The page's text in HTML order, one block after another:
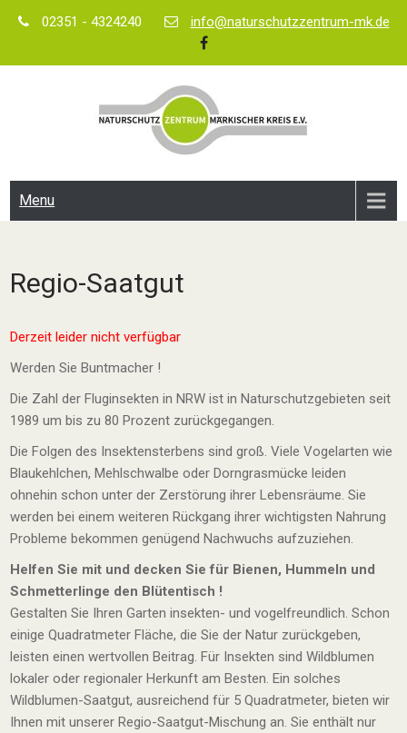
02351 - 4324240 info@naturschutzzentrum-mk.de
Menu
Regio-Saatgut
Derzeit leider nicht verfügbar
Werden Sie Buntmacher !
Die Zahl der Fluginsekten in NRW ist in Naturschutzgebieten seit
1989 um bis zu 80 Prozent zurückgegangen.
Die Folgen des Insektensterbens sind groß. Viele Vogelarten wie
Blaukehlchen, Mehlschwalbe oder Dorngrasmücke leiden
ohnehin schon unter der Zerstörung ihrer Lebensräume. Sie
werden bei einem weiteren Rückgang ihrer wichtigsten Nahrung
Probleme bekommen genügend Nachwuchs aufzuziehen.
Helfen Sie mit und decken Sie für Bienen, Hummeln und
Schmetterlinge den Blütentisch !
Gestalten Sie Ihren Garten insekten- und vogelfreundlich. Schon
einige Quadratmeter Fläche, die Sie der Natur zurückgeben,
leisten einen wertvollen Beitrag. Für Insekten sind Wildblumen
lokaler oder regionaler Herkunft am Besten. Ein solches
Wildblumen-Saatgut, ausreichend für 5 Quadratmeter, bieten wir
Ihnen mit unserer Regio-Saatgut-Mischung an. Sie enthält nur